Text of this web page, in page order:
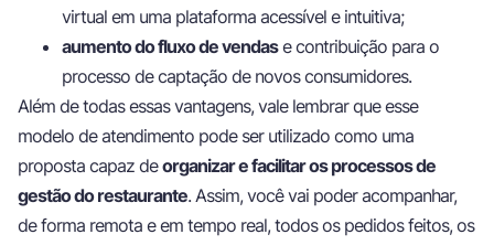
virtual em uma plataforma acessível e intuitiva;
aumento do fluxo de vendase contribuição para o
processo de captação de novos consumidores.
Além de todas essas vantagens, vale lembrar que esse
modelo de atendimento pode ser utilizado como uma
proposta capaz deorganizar e facilitar os processos de
gestão do restaurante. Assim, você vai poder acompanhar,
de forma remota e em tempo real, todos os pedidos feitos, os